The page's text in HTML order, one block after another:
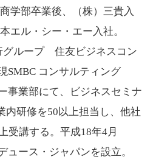
学部卒業後、（株）三貴入
エル・シー・エー入社。
ループ 住友ビジネスコン
SMBC コンサルティング
事業部にて、ビジネスセミナ
内研修を50以上担当し、他社
受講する。平成18年4月
ュース・ジャパンを設立。